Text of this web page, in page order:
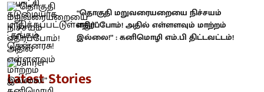
“தொகுதி மறுவரையறையை நிச்சயம்
எதிர்ப்போம்! அதில் எள்ளளவும் மாற்றம்
இல்லை!” : கனிமொழி எம்.பி திட்டவட்டம்!
Latest Stories